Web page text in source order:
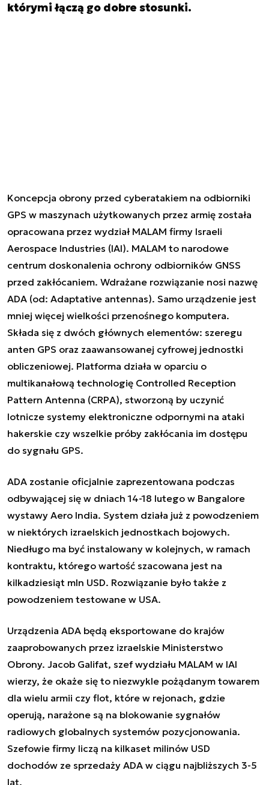
którymi łączą go dobre stosunki.
Koncepcja obrony przed cyberatakiem na odbiorniki
GPS w maszynach użytkowanych przez armię została
opracowana przez wydział MALAM firmy Israeli
Aerospace Industries (IAI). MALAM to narodowe
centrum doskonalenia ochrony odbiorników GNSS
przed zakłócaniem. Wdrażane rozwiązanie nosi nazwę
ADA (od: Adaptative antennas). Samo urządzenie jest
mniej więcej wielkości przenośnego komputera.
Składa się z dwóch głównych elementów: szeregu
anten GPS oraz zaawansowanej cyfrowej jednostki
obliczeniowej. Platforma działa w oparciu o
multikanałową technologię Controlled Reception
Pattern Antenna (CRPA), stworzoną by uczynić
lotnicze systemy elektroniczne odpornymi na ataki
hakerskie czy wszelkie próby zakłócania im dostępu
do sygnału GPS.
ADA zostanie oficjalnie zaprezentowana podczas
odbywającej się w dniach 14-18 lutego w Bangalore
wystawy Aero India. System działa już z powodzeniem
w niektórych izraelskich jednostkach bojowych.
Niedługo ma być instalowany w kolejnych, w ramach
kontraktu, którego wartość szacowana jest na
kilkadziesiąt mln USD. Rozwiązanie było także z
powodzeniem testowane w USA.
Urządzenia ADA będą eksportowane do krajów
zaaprobowanych przez izraelskie Ministerstwo
Obrony. Jacob Galifat, szef wydziału MALAM w IAI
wierzy, że okaże się to niezwykle pożądanym towarem
dla wielu armii czy flot, które w rejonach, gdzie
operują, narażone są na blokowanie sygnałów
radiowych globalnych systemów pozycjonowania.
Szefowie firmy liczą na kilkaset milinów USD
dochodów ze sprzedaży ADA w ciągu najbliższych 3-5
lat.